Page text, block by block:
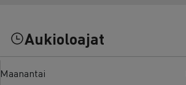
Aukioloajat
Maanantai